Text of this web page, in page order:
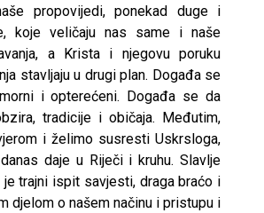
propovijedi, ponekad duge i
koje veličaju nas same i naše
a Krista i njegovu poruku
stavljaju u drugi plan. Događa se
i opterećeni. Događa se da
tradicije i običaja. Međutim,
i želimo susresti Uskrsloga,
daje u Riječi i kruhu. Slavlje
je trajni ispit savjesti, draga braćo i
djelom o našem načinu i pristupu i